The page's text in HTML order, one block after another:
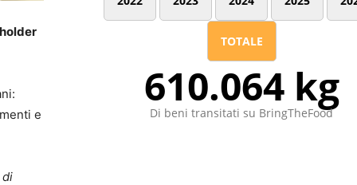
e
di
TOTALE
610.064 kg
Di beni transitati su BringTheFood